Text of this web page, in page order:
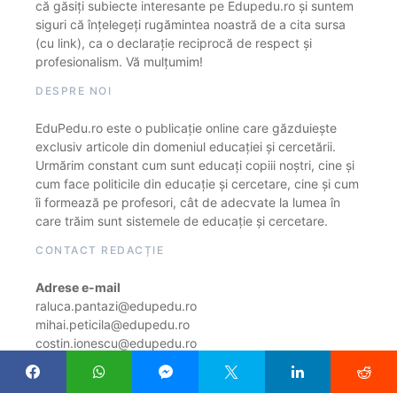
că găsiți subiecte interesante pe Edupedu.ro și suntem
siguri că înțelegeți rugămintea noastră de a cita sursa
(cu link), ca o declarație reciprocă de respect și
profesionalism. Vă mulțumim!
DESPRE NOI
EduPedu.ro este o publicație online care găzduiește
exclusiv articole din domeniul educației și cercetării.
Urmărim constant cum sunt educați copiii noștri, cine și
cum face politicile din educație și cercetare, cine și cum
îi formează pe profesori, cât de adecvate la lumea în
care trăim sunt sistemele de educație și cercetare.
CONTACT REDACȚIE
Adrese e-mail
raluca.pantazi@edupedu.ro
mihai.peticila@edupedu.ro
costin.ionescu@edupedu.ro
alexa.stanescu@edupedu.ro
diana.ghimisi@edupedu.ro